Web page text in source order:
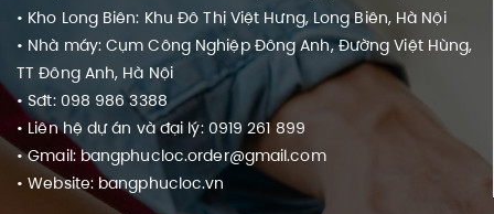
• Kho Long Biên: Khu Đô Thị Việt Hưng, Long Biên, Hà Nội
• Nhà máy: Cụm Công Nghiệp Đông Anh, Đường Việt Hùng,
TT Đông Anh, Hà Nội
• Sđt: 098 986 3388
• Liên hệ dự án và đại lý: 0919 261 899
• Gmail: bangphucloc.order@gmail.com
• Website: bangphucloc.vn